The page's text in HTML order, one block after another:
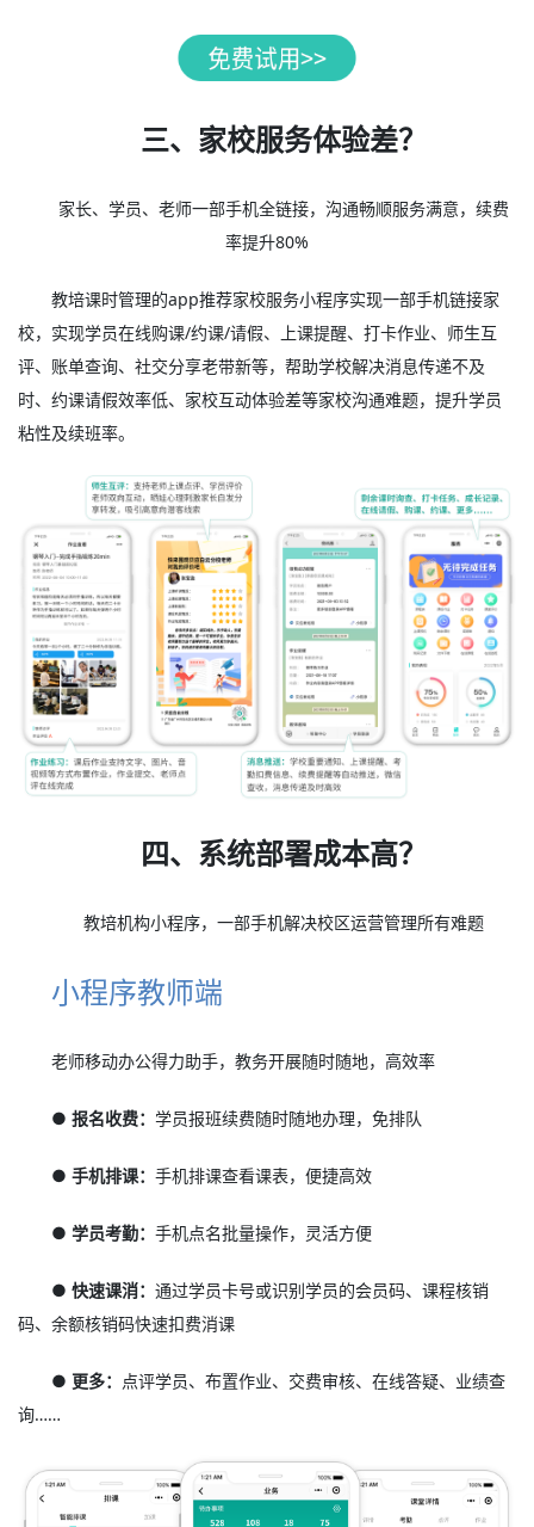
三、家校服务体验差？
家长、学员、老师一部手机全链接，沟通畅顺服务满意，续费
率提升80%
教培课时管理的app推荐家校服务小程序实现一部手机链接家
校，实现学员在线购课/约课/请假、上课提醒、打卡作业、师生互
评、账单查询、社交分享老带新等，帮助学校解决消息传递不及
时、约课请假效率低、家校互动体验差等家校沟通难题，提升学员
粘性及续班率。
四、系统部署成本高？
教培机构小程序，一部手机解决校区运营管理所有难题
小程序教师端
老师移动办公得力助手，教务开展随时随地，高效率
● 报名收费：学员报班续费随时随地办理，免排队
● 手机排课：手机排课查看课表，便捷高效
● 学员考勤：手机点名批量操作，灵活方便
● 快速课消：通过学员卡号或识别学员的会员码、课程核销
码、余额核销码快速扣费消课
● 更多： 点评学员、布置作业、交费审核、在线答疑、业绩查
询……